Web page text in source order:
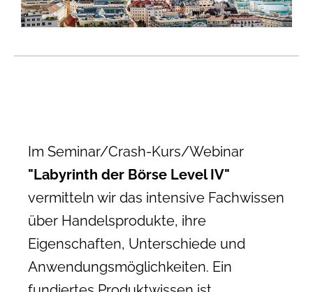
Im Seminar/Crash-Kurs/Webinar
"Labyrinth der Börse Level IV"
vermitteln wir das intensive Fachwissen
über Handelsprodukte, ihre
Eigenschaften, Unterschiede und
Anwendungsmöglichkeiten. Ein